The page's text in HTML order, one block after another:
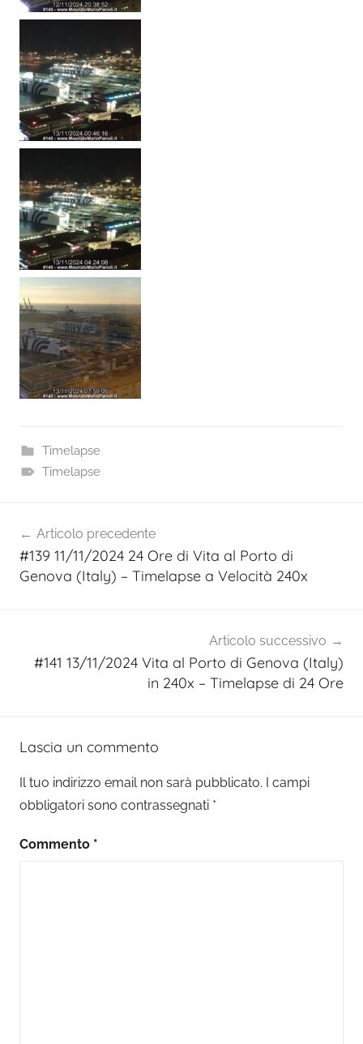
Timelapse
Timelapse
articoli
Articolo precedente
#139 11/11/2024 24 Ore di Vita al Porto di
Genova (Italy) – Timelapse a Velocità 240x
Articolo successivo
#141 13/11/2024 Vita al Porto di Genova (Italy)
in 240x – Timelapse di 24 Ore
Lascia un commento
Il tuo indirizzo email non sarà pubblicato. I campi
obbligatori sono contrassegnati *
Commento *